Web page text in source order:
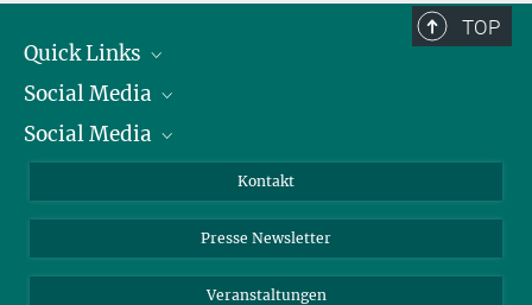
TOP
Quick Links
Präsident
Zahlen und Fakten
Meldestelle Fehlverhalten
Social Media
Bluesky
TikTok
Social Media
Instagram
YouTube
Kontakt
Presse Newsletter
Veranstaltungen